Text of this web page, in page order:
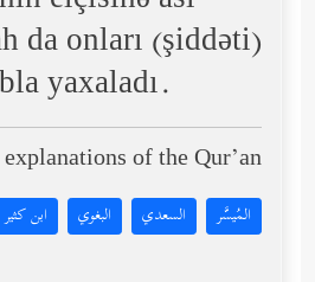
da onları (şiddəti)
yaxaladı.
of the Qur’an:
المُيسَّر السعدي البغوي ابن كثير